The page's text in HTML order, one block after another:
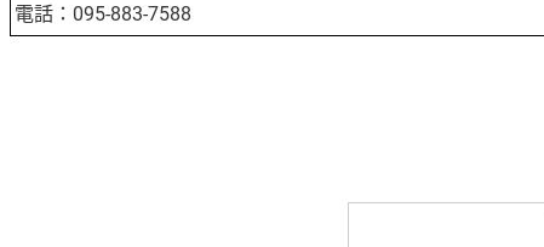
電話：095-883-7588